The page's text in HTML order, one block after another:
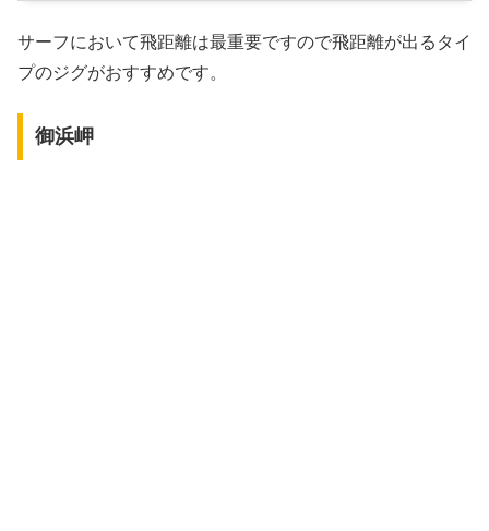
サーフにおいて飛距離は最重要ですので飛距離が出るタイ
プのジグがおすすめです。
御浜岬